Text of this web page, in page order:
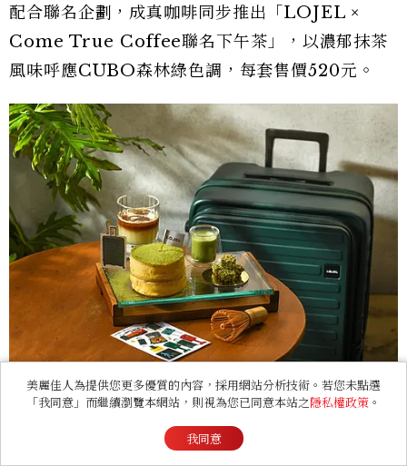
配合聯名企劃，成真咖啡同步推出「LOJEL ×
Come True Coffee聯名下午茶」，以濃郁抹茶
風味呼應CUBO森林綠色調，每套售價520元。
活動期間至指定門市享用聯名下午茶，追蹤
「LOJEL TAIWAN」與「成真咖啡」
美麗佳人為提供您更多優質的內容，採用網站分析技術。若您未點選
「我同意」而繼續瀏覽本網站，則視為您已同意本站之隱私權政策 。
我同意